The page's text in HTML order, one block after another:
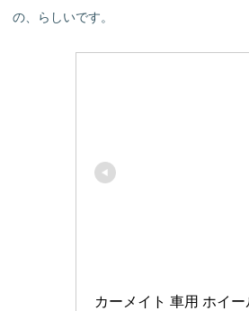
の、らしいです。
カーメイト 車用 ホイ